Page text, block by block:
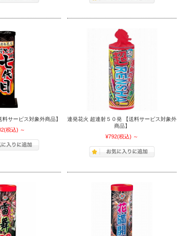
サービス対象外商品】
(税込) ～
連発花火 超連射５０発 【送料サービス対象外
商品】
¥792(税込) ～